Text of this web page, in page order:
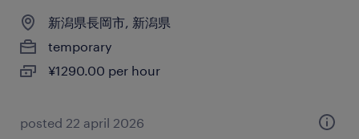
新潟県長岡市, 新潟県
temporary
¥1290.00 per hour
posted 22 april 2026